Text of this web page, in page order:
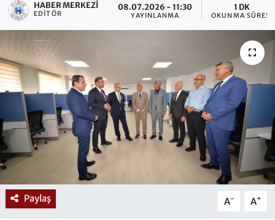
HABER MERKEZI
EDITÖR
08.07.2026 - 11:30
YAYINLANMA
1 DK
OKUNMA SÜRESI
Paylaş A- A+